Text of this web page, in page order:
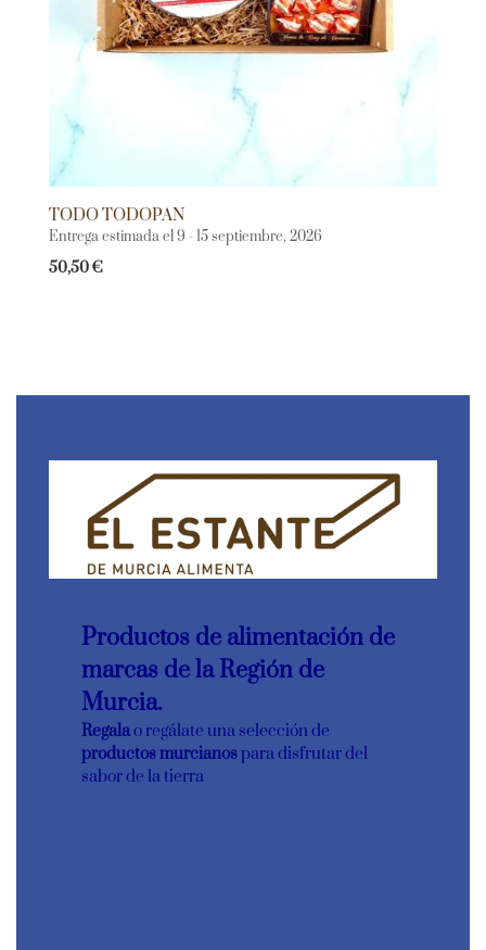
TODO TODOPAN
Entrega estimada el 9 - 15 septiembre, 2026
50,50€
Productos de alimentación de
marcas de la Región de
Murcia.
Regalao regálate una selección de
productos murcianospara disfrutar del
sabor de la tierra